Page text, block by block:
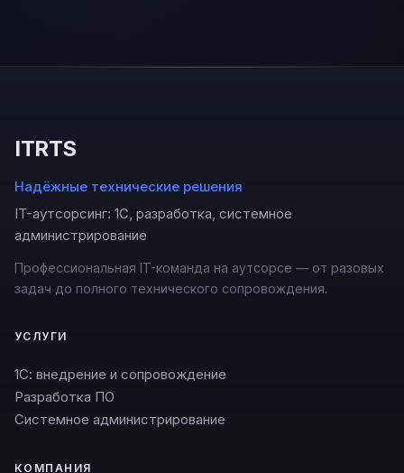
ITRTS
Надёжные технические решения
IT-аутсорсинг: 1С, разработка, системное
администрирование
Профессиональная IT-команда на аутсорсе — от разовых
задач до полного технического сопровождения.
УСЛУГИ
1С: внедрение и сопровождение
Разработка ПО
Системное администрирование
КОМПАНИЯ